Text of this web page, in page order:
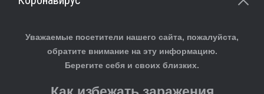
Уважаемые посетители нашего сайта, пожалуйста,
обратите внимание на эту информацию.
Берегите себя и своих близких.
ГЛАВНАЯ»ФАЙЛЫ
ДЕЛАЕМ ИСЧЕЗНОВЕНИЕ ДЕТАЛЕЙ В МИМИКИ
МОДЕЛИ В PMDEDITORE